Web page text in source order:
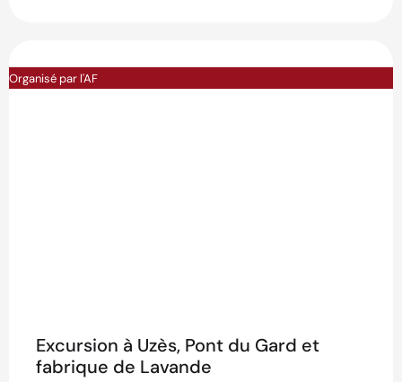
Organisé par l'AF
Excursion à Uzès, Pont du Gard et
fabrique de Lavande